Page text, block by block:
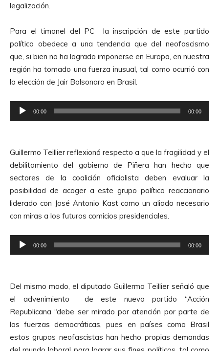
legalización.
Para el timonel del PC la inscripción de este partido
político obedece a una tendencia que del neofascismo
que, si bien no ha logrado imponerse en Europa, en nuestra
región ha tomado una fuerza inusual, tal como ocurrió con
la elección de Jair Bolsonaro en Brasil.
e
o
d
u
c
t
o
r
u
d
i
o
00:00 00:00
Guillermo Teillier reflexionó respecto a que la fragilidad y el
debilitamiento del gobierno de Piñera han hecho que
sectores de la coalición oficialista deben evaluar la
posibilidad de acoger a este grupo político reaccionario
liderado con José Antonio Kast como un aliado necesario
con miras a los futuros comicios presidenciales.
e
o
d
u
c
t
00:00 00:00
Del mismo modo, el diputado Guillermo Teillier señaló que
el advenimiento de este nuevo partido “Acción
Republicana “debe ser mirado por atención por parte de
las fuerzas democráticas, pues en países como Brasil
estos grupos neofascistas han hecho propias demandas